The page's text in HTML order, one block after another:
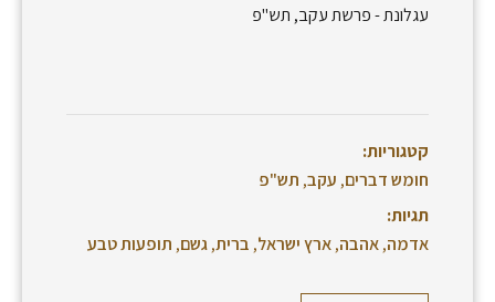
עגלונת - פרשת עקב, תש"פ
קטגוריות:
חומש דברים, עקב, תש"פ
תגיות:
אדמה,אהבה,ארץ ישראל, ברית,גשם, תופעות טבע